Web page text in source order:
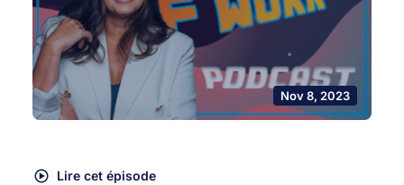
Nov 8, 2023
Lire cet épisode